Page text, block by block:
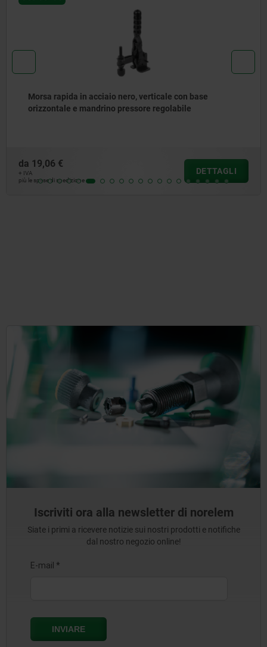
Morsa rapida in acciaio nero, verticale con base
orizzontale e mandrino pressore regolabile
da 19,06 €
+ IVA
più le spese di spedizione
DETTAGLI
Iscriviti ora alla newsletter di norelem
Siate i primi a ricevere notizie sui nostri prodotti e notifiche
dal nostro negozio online!